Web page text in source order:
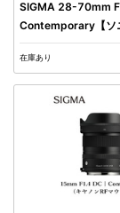
SIGMA 28-70mm
Contemporary【ソ
ト】カメラ レンズ
在庫あり